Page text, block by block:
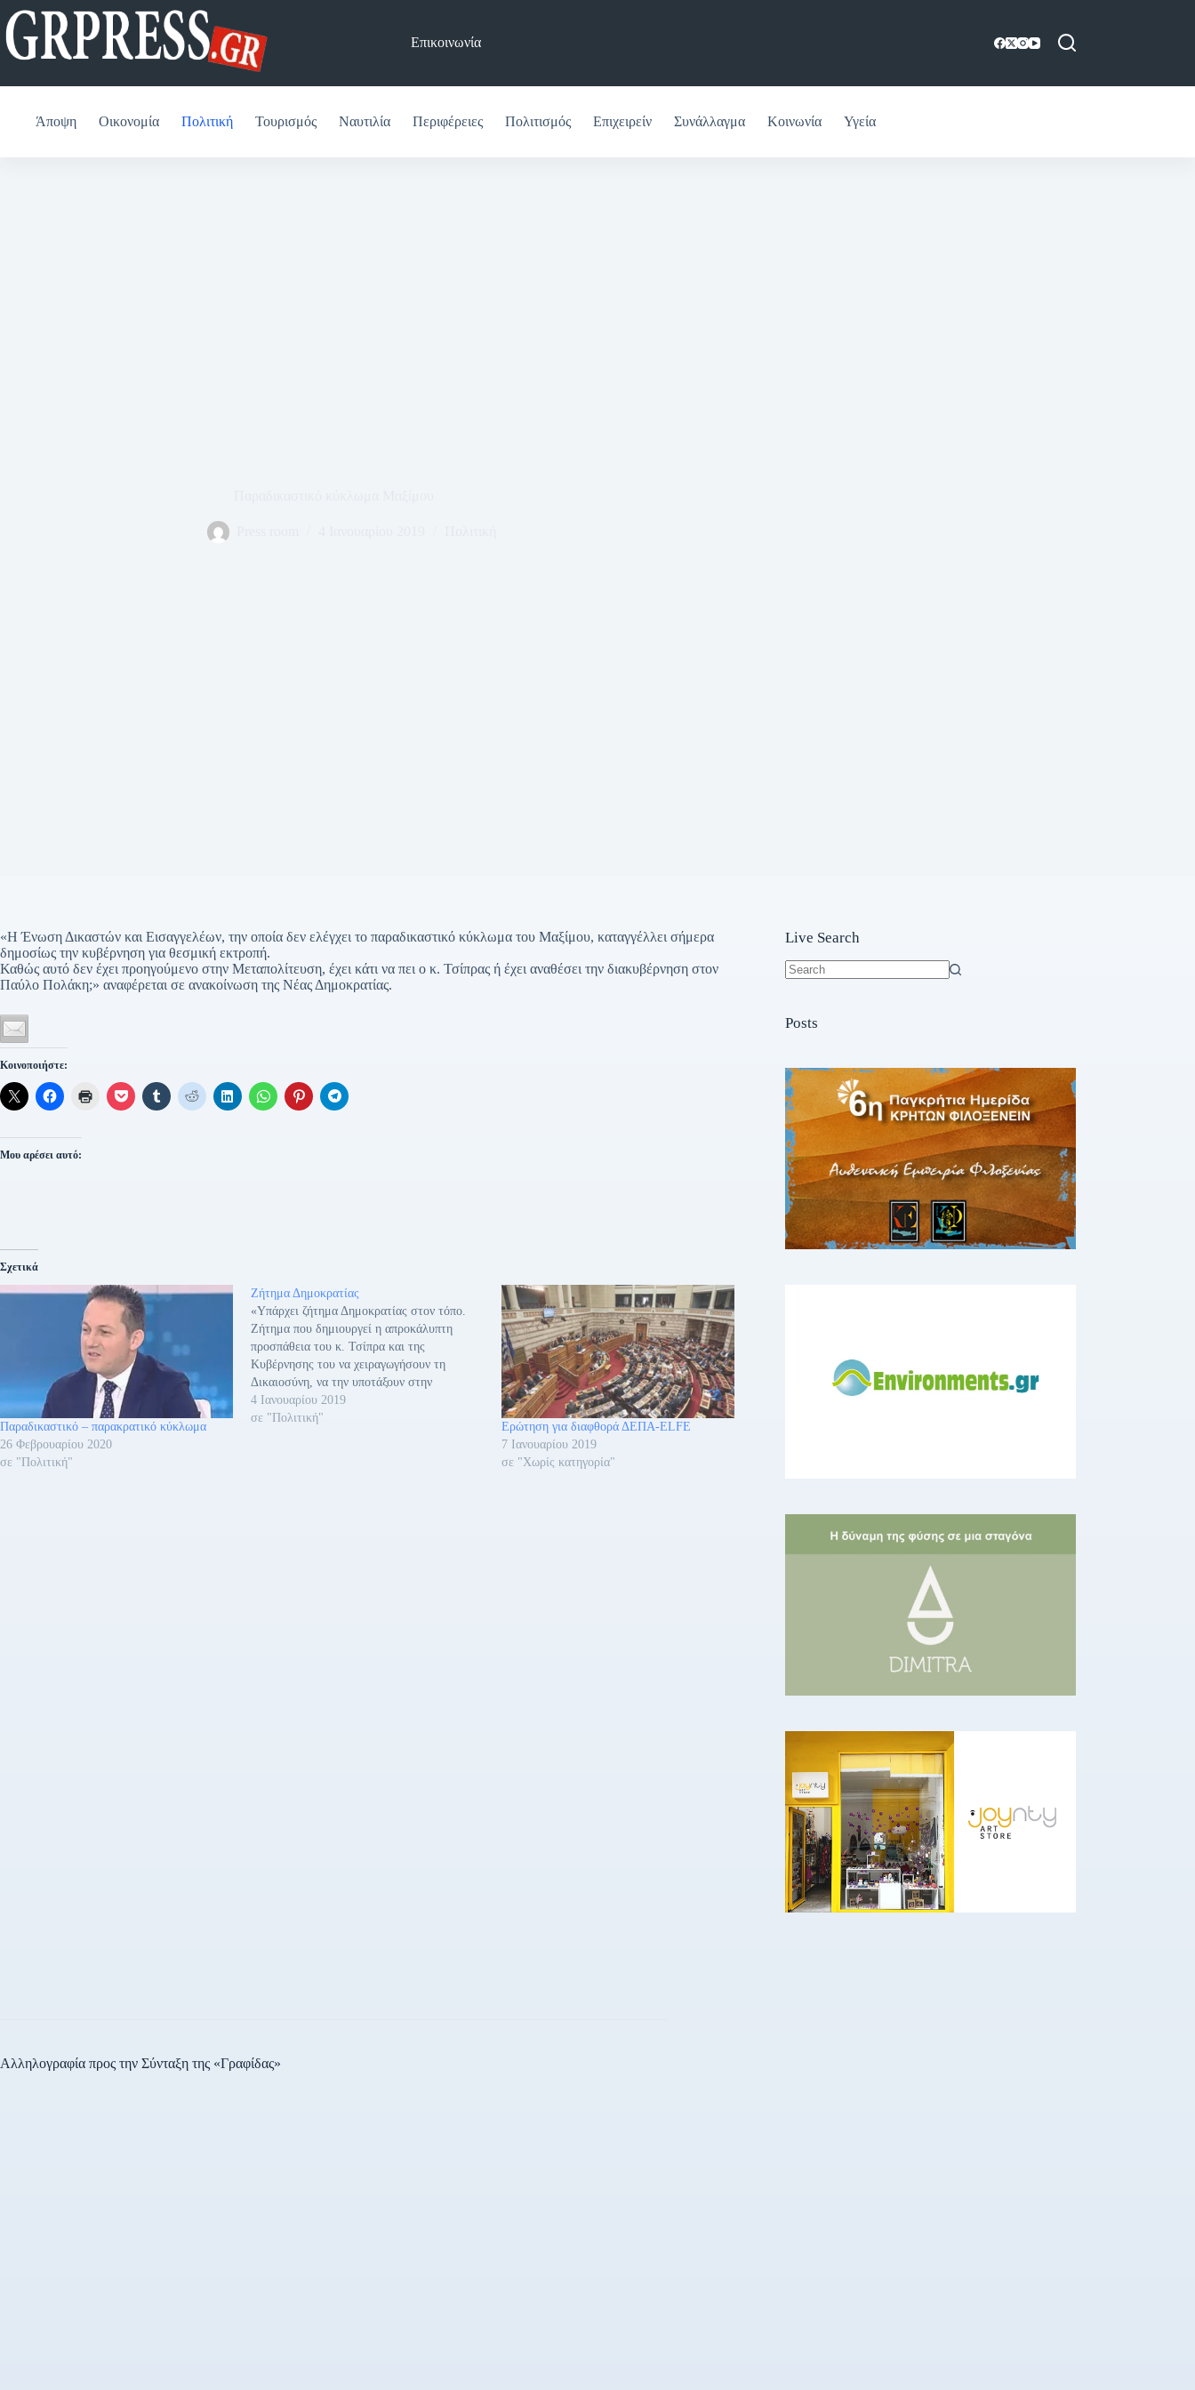
Μετάβαση
στο
περιεχόμενο
Επικοινωνία
Άποψη Οικονομία Πολιτική Τουρισμός Ναυτιλία Περιφέρειες Πολιτισμός Επιχειρείν Συνάλλαγμα Κοινωνία Υγεία
«Η Ένωση Δικαστών και Εισαγγελέων, την οποία δεν ελέγχει το παραδικαστικό κύκλωμα του Μαξίμου, καταγγέλλει σήμερα
δημοσίως την κυβέρνηση για θεσμική εκτροπή.
Καθώς αυτό δεν έχει προηγούμενο στην Μεταπολίτευση, έχει κάτι να πει ο κ. Τσίπρας ή έχει αναθέσει την διακυβέρνηση στον
Παύλο Πολάκη;» αναφέρεται σε ανακοίνωση της Νέας Δημοκρατίας.
Κοινοποιήστε:
Μου αρέσει αυτό:
Σχετικά
Παραδικαστικό – παρακρατικό κύκλωμα
26 Φεβρουαρίου 2020
σε "Πολιτική"
Ζήτημα Δημοκρατίας
«Υπάρχει ζήτημα Δημοκρατίας στον τόπο.
Ζήτημα που δημιουργεί η απροκάλυπτη
προσπάθεια του κ. Τσίπρα και της
Κυβέρνησης του να χειραγωγήσουν τη
Δικαιοσύνη, να την υποτάξουν στην
εξυπηρέτηση των κομματικών τους στόχων.
Γι’ αυτό και η Ένωση Δικαστών και
4 Ιανουαρίου 2019
σε "Πολιτική"
Ερώτηση για διαφθορά ΔΕΠΑ-ELFE
7 Ιανουαρίου 2019
σε "Χωρίς κατηγορία"
Live Search
Posts
Αλληλογραφία προς την Σύνταξη της «Γραφίδας»